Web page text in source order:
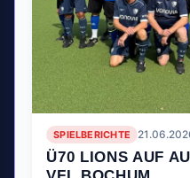
SPIELBERICHTE
Ü70 LIONS AUF